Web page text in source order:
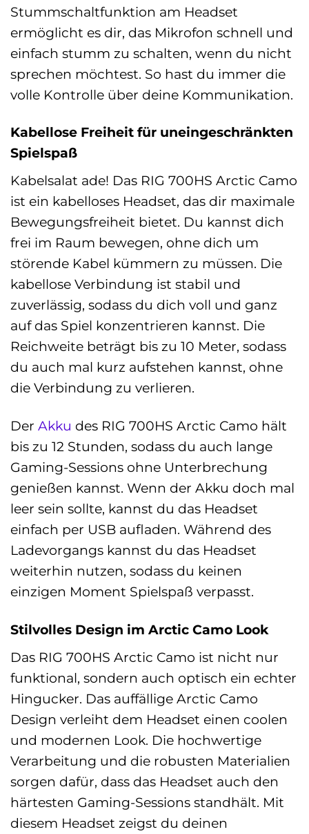
Stummschaltfunktion am Headset
ermöglicht es dir, das Mikrofon schnell und
einfach stumm zu schalten, wenn du nicht
sprechen möchtest. So hast du immer die
volle Kontrolle über deine Kommunikation.
Kabellose Freiheit für uneingeschränkten
Spielspaß
Kabelsalat ade! Das RIG 700HS Arctic Camo
ist ein kabelloses Headset, das dir maximale
Bewegungsfreiheit bietet. Du kannst dich
frei im Raum bewegen, ohne dich um
störende Kabel kümmern zu müssen. Die
kabellose Verbindung ist stabil und
zuverlässig, sodass du dich voll und ganz
auf das Spiel konzentrieren kannst. Die
Reichweite beträgt bis zu 10 Meter, sodass
du auch mal kurz aufstehen kannst, ohne
die Verbindung zu verlieren.
Der Akku des RIG 700HS Arctic Camo hält
bis zu 12 Stunden, sodass du auch lange
Gaming-Sessions ohne Unterbrechung
genießen kannst. Wenn der Akku doch mal
leer sein sollte, kannst du das Headset
einfach per USB aufladen. Während des
Ladevorgangs kannst du das Headset
weiterhin nutzen, sodass du keinen
einzigen Moment Spielspaß verpasst.
Stilvolles Design im Arctic Camo Look
Das RIG 700HS Arctic Camo ist nicht nur
funktional, sondern auch optisch ein echter
Hingucker. Das auffällige Arctic Camo
Design verleiht dem Headset einen coolen
und modernen Look. Die hochwertige
Verarbeitung und die robusten Materialien
sorgen dafür, dass das Headset auch den
härtesten Gaming-Sessions standhält. Mit
diesem Headset zeigst du deinen